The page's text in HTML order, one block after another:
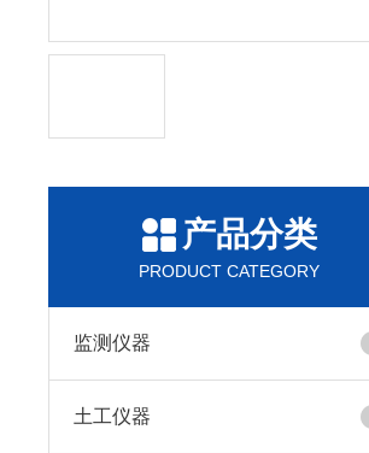
产品分类
PRODUCT CATEGORY
监测仪器
土工仪器